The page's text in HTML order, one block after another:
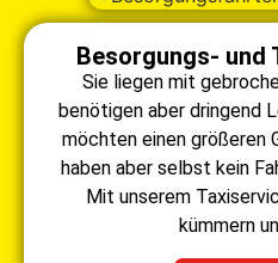
Besorgungs-
Sie liegen mit
benötigen aber dringend
möchten einen größeren
haben aber selbst kein
Mit unserem
kümmern